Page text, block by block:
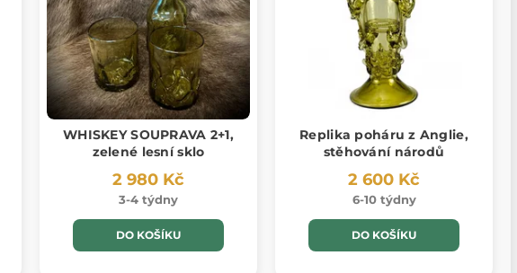
WHISKEY SOUPRAVA 2+1,
zelené lesní sklo
2 980 Kč
3-4 týdny
DO KOŠÍKU
Replika poháru z Anglie,
stěhování národů
2 600 Kč
6-10 týdny
DO KOŠÍKU